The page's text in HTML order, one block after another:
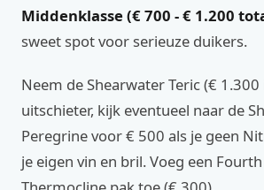
Middenklasse (€ 700 - € 1.200
sweet spot voor serieuze duikers.
Neem de Shearwater Teric (€ 1.300
uitschieter, kijk eventueel naar de
Peregrine voor € 500 als je geen
je eigen vin en bril. Voeg een